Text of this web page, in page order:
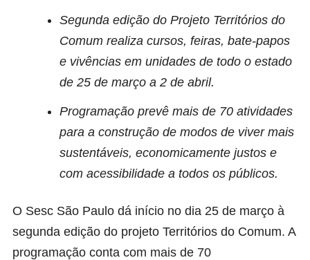
Segunda edição do Projeto Territórios do
Comum realiza cursos, feiras, bate-papos
e vivências em unidades de todo o estado
de 25 de março a 2 de abril.
Programação prevê mais de 70 atividades
para a construção de modos de viver mais
sustentáveis, economicamente justos e
com acessibilidade a todos os públicos.
O Sesc São Paulo dá início no dia 25 de março à
segunda edição do projeto Territórios do Comum. A
programação conta com mais de 70